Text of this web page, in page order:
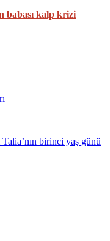
babası kalp krizi
birinci yaş günü